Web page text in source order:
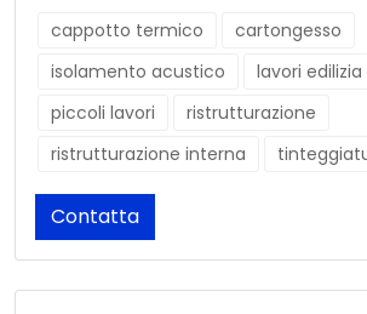
cappotto termico
cartongesso
isolamento acustico
lavori edilizia
piccoli lavori
ristrutturazione
ristrutturazione interna
Contatta